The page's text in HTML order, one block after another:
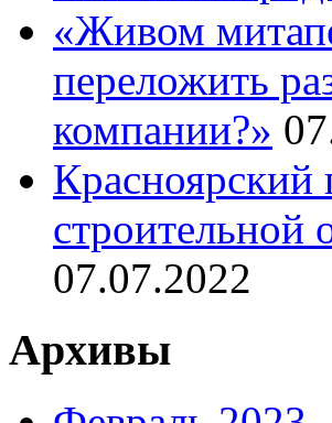
«Живом
переложить
компании?»
Красноярский
строительной
07.07.2022
Архивы